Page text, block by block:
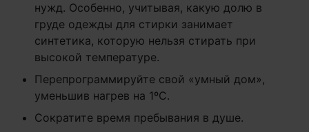
нужд. Особенно, учитывая, какую долю в
груде одежды для стирки занимает
синтетика, которую нельзя стирать при
высокой температуре.
Перепрограммируйте свой «умный дом»,
уменьшив нагрев на 1ºC.
Сократите время пребывания в душе.